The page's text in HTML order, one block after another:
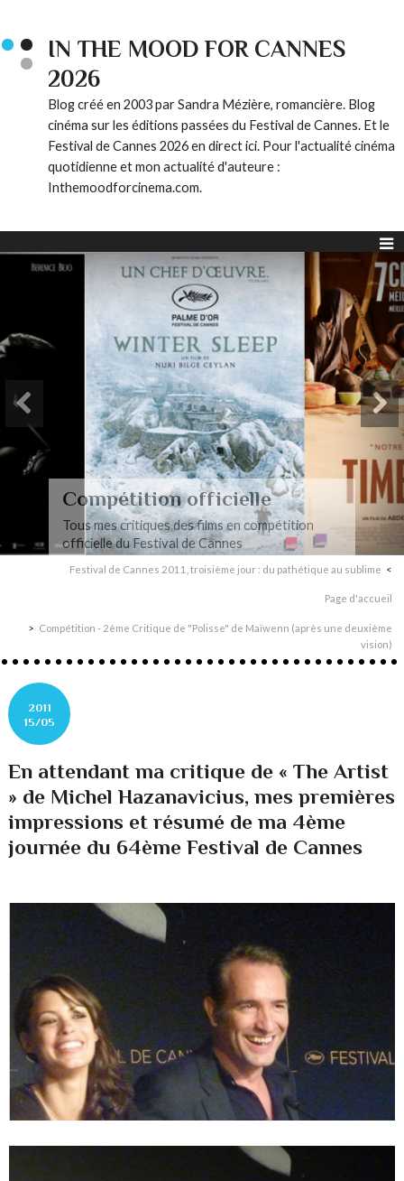
IN THE MOOD FOR CANNES
2026
Blog créé en 2003 par Sandra Mézière, romancière. Blog
cinéma sur les éditions passées du Festival de Cannes. Et le
Festival de Cannes 2026 en direct ici. Pour l'actualité cinéma
quotidienne et mon actualité d'auteure :
Inthemoodforcinema.com.
Compétition officielle
Tous mes critiques des films en compétition
officielle du Festival de Cannes
Festival de Cannes 2011, troisième jour : du pathétique au sublime
Page d'accueil
Compétition - 2ème Critique de "Polisse" de Maïwenn (après une deuxième
vision)
2011
15/05
En attendant ma critique de « The Artist
» de Michel Hazanavicius, mes premières
impressions et résumé de ma 4ème
journée du 64ème Festival de Cannes